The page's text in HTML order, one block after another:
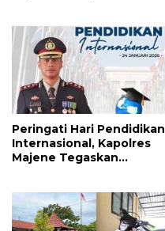
Peringati Hari Pendidikan
Internasional, Kapolres
Majene Tegaskan